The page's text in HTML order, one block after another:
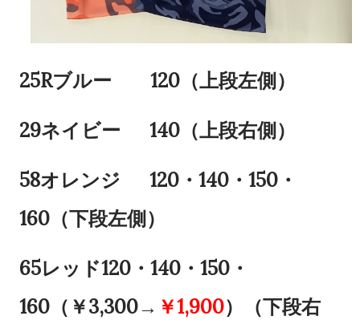
25Rブルー 120（上段左側）
29ネイビー 140（上段右側）
58オレンジ 120・140・150・
160（下段左側）
65レッド120・140・150・
160（￥3,300→ ￥1,900）（下段右